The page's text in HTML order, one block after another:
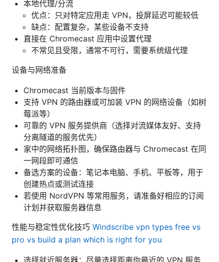
本地代理/分流
优点：只对特定应用走 VPN，投屏延迟可能较低
缺点：配置复杂，某些设备不支持
直接在 Chromecast 应用中设置代理
不常见且受限，通常不可行，需要系统级代理
设备与网络准备
Chromecast 当前版本与固件
支持 VPN 的路由器或可加装 VPN 的网络设备（如树
莓派等）
可靠的 VPN 服务提供商（选择对流媒体友好、支持
分离隧道的服务优先）
家中的网络拓扑图，确保路由器与 Chromecast 在同
一网段即可通信
备选方案的设备：笔记本电脑、手机、平板等，用于
创建热点或测试连接
若使用 NordVPN 等常用服务，请准备好相应的订阅
计划并获取服务器信息
性能与稳定性优化技巧 Windscribe vpn types free vs
pro vs build a plan which is right for you
选择就近服务器：尽量选择距离你最近的 VPN 服务